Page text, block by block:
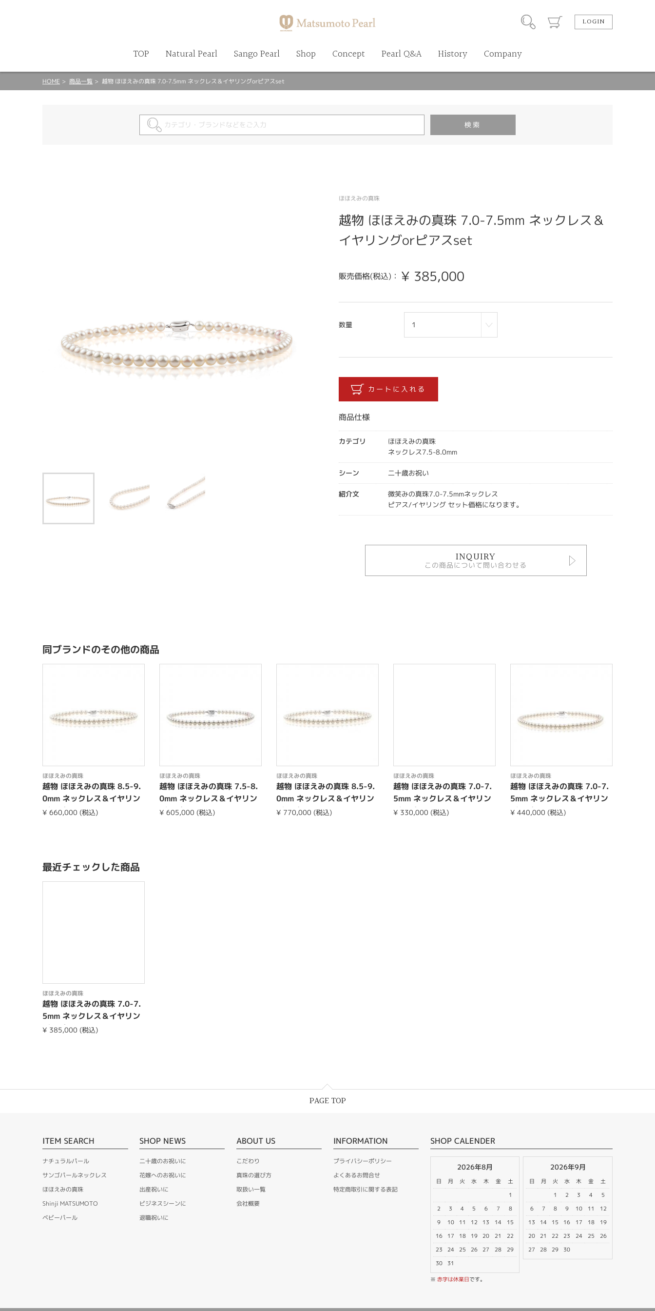
LOGIN
TOP Natural Pearl Sango Pearl Shop Concept Pearl Q&A History Company
HOME 商品一覧 越物 ほほえみの真珠 7.0-7.5mm ネックレス＆イヤリングorピアスset
ほほえみの真珠
越物 ほほえみの真珠 7.0-7.5mm ネックレス＆
イヤリングorピアスset
販売価格(税込)： ¥ 385,000
数量
商品仕様
カテゴリ
ほほえみの真珠
ネックレス7.5-8.0mm
シーン 二十歳お祝い
紹介文
微笑みの真珠7.0-7.5mmネックレス
ピアス/イヤリング セット価格になります。
INQUIRY
この商品について問い合わせる
同ブランドのその他の商品
ほほえみの真珠
越物 ほほえみの真珠 8.5-9.
0mm ネックレス＆イヤリン
グorピアスset
¥ 660,000 (税込)
ほほえみの真珠
越物 ほほえみの真珠 7.5-8.
0mm ネックレス＆イヤリン
グorピアスset
¥ 605,000 (税込)
ほほえみの真珠
越物 ほほえみの真珠 8.5-9.
0mm ネックレス＆イヤリン
グorピアスset
¥ 770,000 (税込)
ほほえみの真珠
越物 ほほえみの真珠 7.0-7.
5mm ネックレス＆イヤリン
グorピアスset
¥ 330,000 (税込)
ほほえみの真珠
越物 ほほえみの真珠 7.0-7.
5mm ネックレス＆イヤリン
グorピアスset
¥ 440,000 (税込)
最近チェックした商品
ほほえみの真珠
越物 ほほえみの真珠 7.0-7.
5mm ネックレス＆イヤリン
グorピアスset
¥ 385,000 (税込)
PAGE TOP
ITEM SEARCH
ナチュラルパール
サンゴパールネックレス
ほほえみの真珠
Shinji MATSUMOTO
ベビーパール
SHOP NEWS
二十歳のお祝いに
花嫁へのお祝いに
出産祝いに
ビジネスシーンに
退職祝いに
ABOUT US
こだわり
真珠の選び方
取扱い一覧
会社概要
INFORMATION
プライバシーポリシー
よくあるお問合せ
特定商取引に関する表記
SHOP CALENDER
2026年8月
日 月 火 水 木 金
土
1
2
3 4 5 6 7
8
9
10 11 12 13 14
15
16
17 18 19 20 21
22
23
24 25 26 27 28
29
30
31
2026年9月
日 月 火 水 木 金
土
1
2 3 4
5
6
7 8 9 10 11
12
13
14 15 16 17 18
19
20
21 22 23 24 25
26
27
28 29 30
※ 赤字は休業日です。